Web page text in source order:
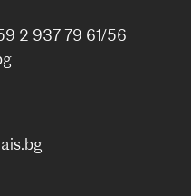
2 937 79 61/56